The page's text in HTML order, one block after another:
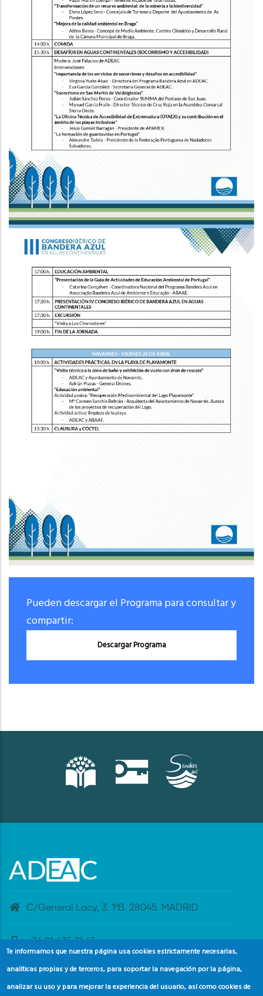
Pueden descargar el Programa para consultar y
compartir:
Descargar Programa
C/General Lacy, 3. 1ºB. 28045. MADRID
+34 91 435 31 47
banderaazul@adeac.es
Te informamos que nuestra página usa cookies estrictamente necesarias,
analíticas propias y de terceros, para soportar la navegación por la página,
analizar su uso y para mejorar la experiencia del usuario, así como cookies de